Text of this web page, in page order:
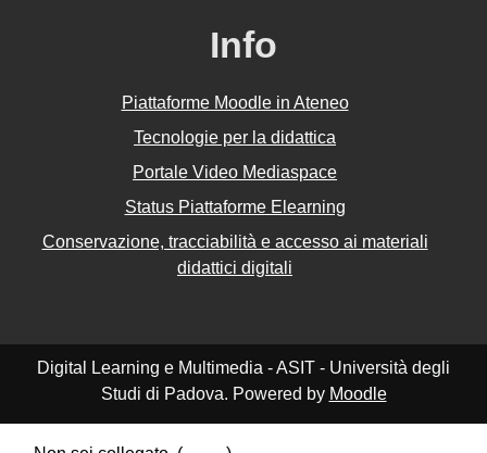
Info
Piattaforme Moodle in Ateneo
Tecnologie per la didattica
Portale Video Mediaspace
Status Piattaforme Elearning
Conservazione, tracciabilità e accesso ai materiali
didattici digitali
Digital Learning e Multimedia - ASIT - Università degli
Studi di Padova. Powered by Moodle